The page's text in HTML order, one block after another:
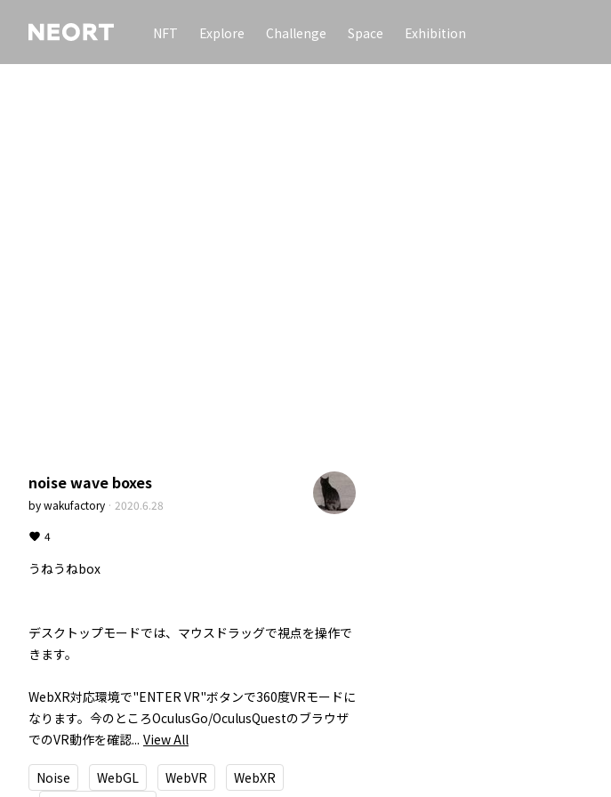
NFT Explore Challenge Space Exhibition
noise wave boxes
bywakufactory · 2020.6.28
4
うねうねbox
デスクトップモードでは、マウスドラッグで視点を操作で
きます。
WebXR対応環境で"ENTER VR"ボタンで360度VRモードに
なります。今のところOculusGo/OculusQuestのブラウザ
でのVR動作を確認... View All
Noise WebGL WebVR
WebXR